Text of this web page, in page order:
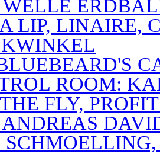
LIP, LINAIRE,
ROOM:
FLY,